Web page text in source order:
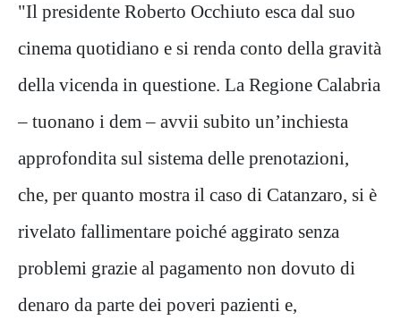
"Il presidente Roberto Occhiuto esca dal suo
cinema quotidiano e si renda conto della gravità
della vicenda in questione. La Regione Calabria
– tuonano i dem – avvii subito un’inchiesta
approfondita sul sistema delle prenotazioni,
che, per quanto mostra il caso di Catanzaro, si è
rivelato fallimentare poiché aggirato senza
problemi grazie al pagamento non dovuto di
denaro da parte dei poveri pazienti e,